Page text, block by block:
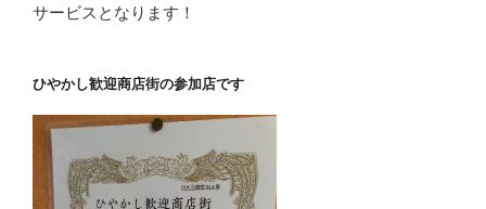
サービスとなります！
ひやかし歓迎商店街の参加店です